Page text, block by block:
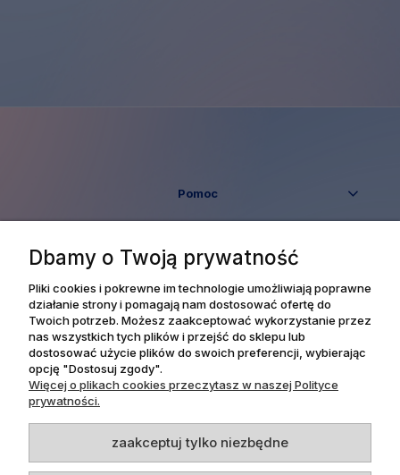
Pomoc
Informacje
Dpl Agency -Projekt i realizacja
Dbamy o Twoją prywatność
Pliki cookies i pokrewne im technologie umożliwiają poprawne
działanie strony i pomagają nam dostosować ofertę do
Twoich potrzeb. Możesz zaakceptować wykorzystanie przez
nas wszystkich tych plików i przejść do sklepu lub
dostosować użycie plików do swoich preferencji, wybierając
opcję "Dostosuj zgody".
Więcej o plikach cookies przeczytasz w naszej Polityce
prywatności.
zaakceptuj tylko niezbędne